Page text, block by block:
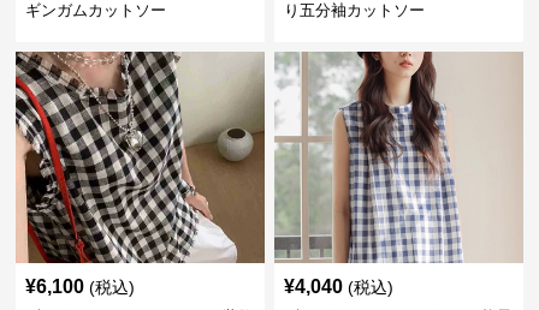
ギンガムカットソー
り五分袖カットソー
¥6,100 (税込) ¥4,040 (税込)